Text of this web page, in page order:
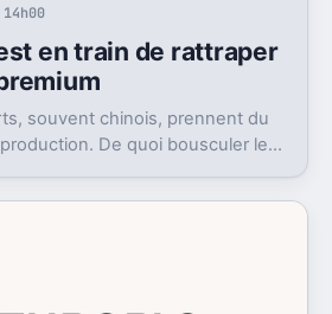
en train de rattraper
souvent chinois, prennent du
De quoi bousculer le